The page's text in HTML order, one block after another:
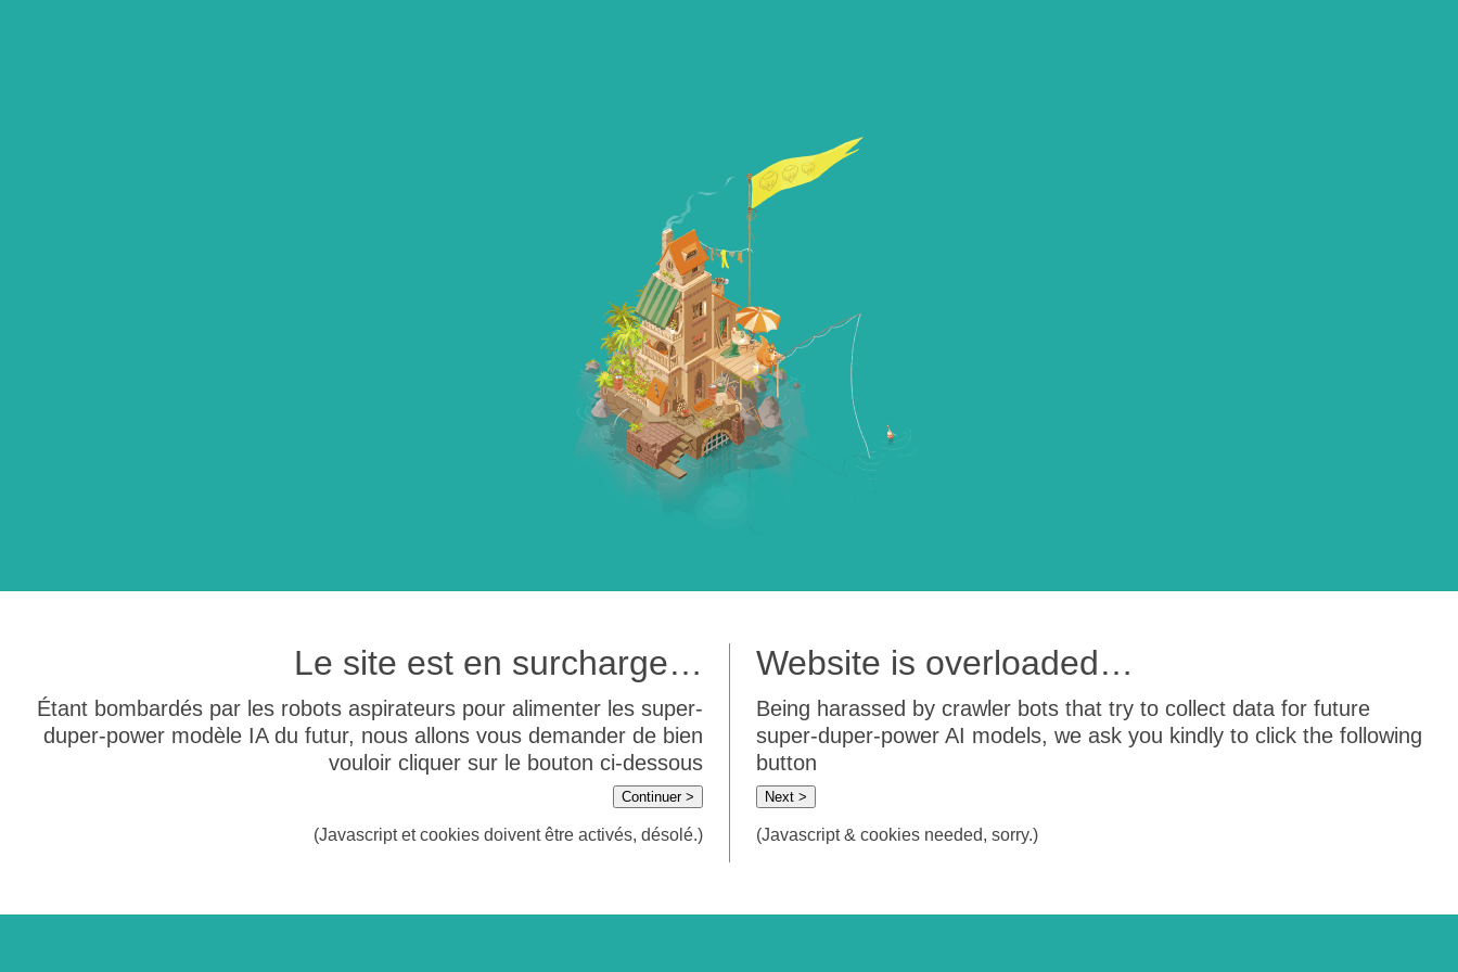
Le site est en surcharge…
Étant bombardés par les robots aspirateurs pour alimenter les super-
duper-power modèle IA du futur, nous allons vous demander de bien
vouloir cliquer sur le bouton ci-dessous
Continuer >
(Javascript et cookies doivent être activés, désolé.)
Website is overloaded…
Being harassed by crawler bots that try to collect data for future
super-duper-power AI models, we ask you kindly to click the following
button
Next >
(Javascript & cookies needed, sorry.)